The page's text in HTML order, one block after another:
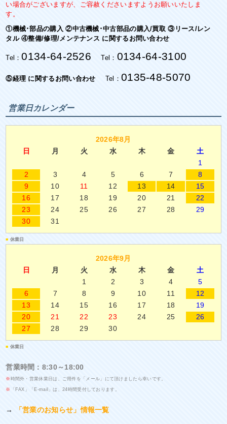
い場合がございますが、ご容赦くださいますようお願いいたしま
す。
①機械･部品の購入 ②中古機械･中古部品の購入/買取 ③リース/レン
タル ④整備/修理/メンテナンス に関するお問い合わせ
Tel：0134-64-2526 Tel： 0134-64-3100
⑤経理 に関するお問い合わせ Tel： 0135-48-5070
営業日カレンダー
2026年8月
日
月 火 水 木 金
土
1
2
3 4 5 6 7
8
9
10 11 12 13 14
15
16
17 18 19 20 21
22
23
24 25 26 27 28
29
30
31
■ 休業日
2026年9月
日
月 火 水 木 金
土
1
2 3 4
5
6
7 8 9 10 11
12
13
14 15 16 17 18
19
20
21 22 23 24 25
26
27
28 29 30
■ 休業日
営業時間：8:30～18:00
※ 時間外・営業休業日は、ご用件を「メール」にて頂けましたら幸いです。
※ 「FAX」「E-mail」は、24時間受付しております。
→ 「営業のお知らせ」情報一覧